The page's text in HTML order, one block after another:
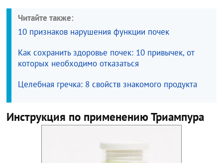
Читайте также:
10 признаков нарушения функции почек
Как сохранить здоровье почек: 10 привычек, от
которых необходимо отказаться
Целебная гречка: 8 свойств знакомого продукта
Инструкция по применению Триампура